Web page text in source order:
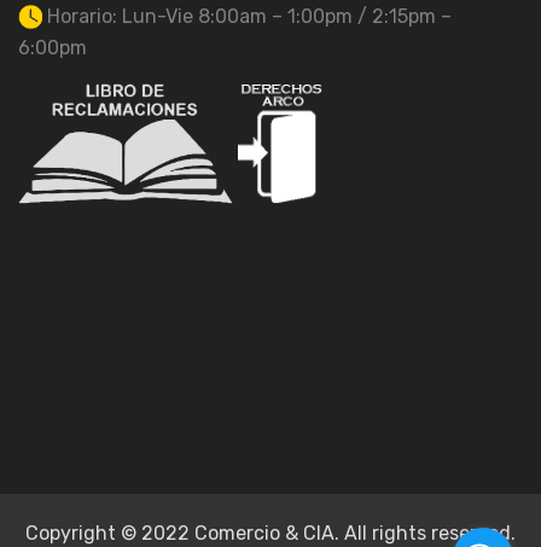
Horario: Lun-Vie 8:00am – 1:00pm / 2:15pm –
6:00pm
Copyright © 2022 Comercio & CIA. All rights reserved.